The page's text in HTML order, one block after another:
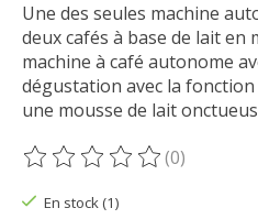
Une des seules machine
deux cafés à base de lait en
machine à café autonome
dégustation avec la
une mousse de lait
Ce produit est évalué à
(0)
En stock (1)